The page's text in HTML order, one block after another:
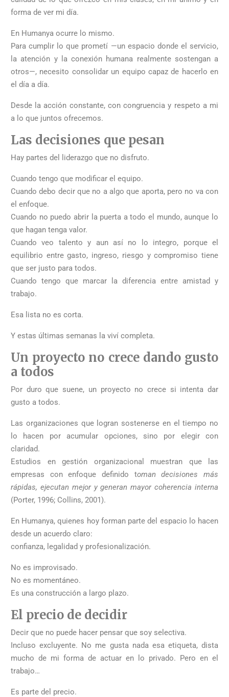
forma de ver mi día.
En Humanya ocurre lo mismo.
Para cumplir lo que prometí —un espacio donde el servicio,
la atención y la conexión humana realmente sostengan a
otros—, necesito consolidar un equipo capaz de hacerlo en
el día a día.
Desde la acción constante, con congruencia y respeto a mi
a lo que juntos ofrecemos.
Las decisiones que pesan
Hay partes del liderazgo que no disfruto.
Cuando tengo que modificar el equipo.
Cuando debo decir que no a algo que aporta, pero no va con
el enfoque.
Cuando no puedo abrir la puerta a todo el mundo, aunque lo
que hagan tenga valor.
Cuando veo talento y aun así no lo integro, porque el
equilibrio entre gasto, ingreso, riesgo y compromiso tiene
que ser justo para todos.
Cuando tengo que marcar la diferencia entre amistad y
trabajo.
Esa lista no es corta.
Y estas últimas semanas la viví completa.
Un proyecto no crece dando gusto
a todos
Por duro que suene, un proyecto no crece si intenta dar
gusto a todos.
Las organizaciones que logran sostenerse en el tiempo no
lo hacen por acumular opciones, sino por elegir con
claridad.
Estudios en gestión organizacional muestran que las
empresas con enfoque definido toman decisiones más
rápidas, ejecutan mejor y generan mayor coherencia interna
(Porter, 1996; Collins, 2001).
En Humanya, quienes hoy forman parte del espacio lo hacen
desde un acuerdo claro:
confianza, legalidad y profesionalización.
No es improvisado.
No es momentáneo.
Es una construcción a largo plazo.
El precio de decidir
Decir que no puede hacer pensar que soy selectiva.
Incluso excluyente. No me gusta nada esa etiqueta, dista
mucho de mi forma de actuar en lo privado. Pero en el
trabajo…
Es parte del precio.